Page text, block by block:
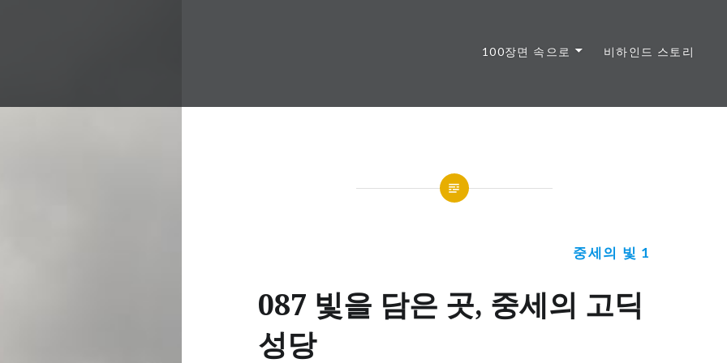
100장면 속으로 비하인드 스토리
중세의 빛 1
087 빛을 담은 곳, 중세의 고딕
성당